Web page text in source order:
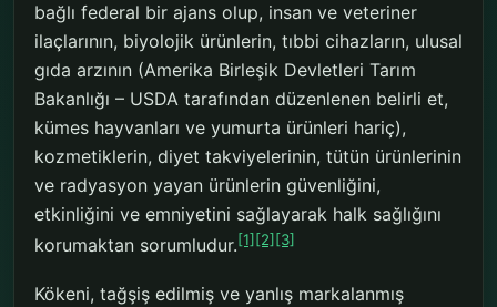
bağlı federal bir ajans olup, insan ve veteriner
ilaçlarının, biyolojik ürünlerin, tıbbi cihazların, ulusal
gıda arzının (Amerika Birleşik Devletleri Tarım
Bakanlığı – USDA tarafından düzenlenen belirli et,
kümes hayvanları ve yumurta ürünleri hariç),
kozmetiklerin, diyet takviyelerinin, tütün ürünlerinin
ve radyasyon yayan ürünlerin güvenliğini,
etkinliğini ve emniyetini sağlayarak halk sağlığını
korumaktan sorumludur.[1] [2] [3]
Kökeni, tağşiş edilmiş ve yanlış markalanmış